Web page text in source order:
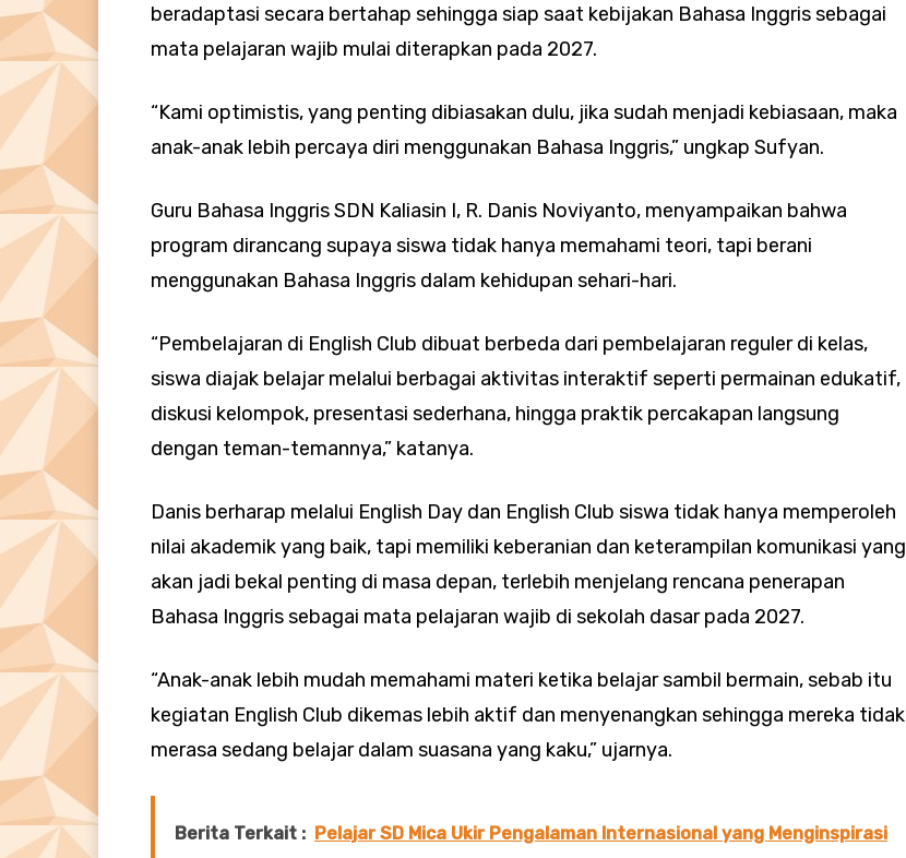
beradaptasi secara bertahap sehingga siap saat kebijakan Bahasa Inggris sebagai
mata pelajaran wajib mulai diterapkan pada 2027.
“Kami optimistis, yang penting dibiasakan dulu, jika sudah menjadi kebiasaan, maka
anak-anak lebih percaya diri menggunakan Bahasa Inggris,” ungkap Sufyan.
Guru Bahasa Inggris SDN Kaliasin I, R. Danis Noviyanto, menyampaikan bahwa
program dirancang supaya siswa tidak hanya memahami teori, tapi berani
menggunakan Bahasa Inggris dalam kehidupan sehari-hari.
“Pembelajaran di English Club dibuat berbeda dari pembelajaran reguler di kelas,
siswa diajak belajar melalui berbagai aktivitas interaktif seperti permainan edukatif,
diskusi kelompok, presentasi sederhana, hingga praktik percakapan langsung
dengan teman-temannya,” katanya.
Danis berharap melalui English Day dan English Club siswa tidak hanya memperoleh
nilai akademik yang baik, tapi memiliki keberanian dan keterampilan komunikasi yang
akan jadi bekal penting di masa depan, terlebih menjelang rencana penerapan
Bahasa Inggris sebagai mata pelajaran wajib di sekolah dasar pada 2027.
“Anak-anak lebih mudah memahami materi ketika belajar sambil bermain, sebab itu
kegiatan English Club dikemas lebih aktif dan menyenangkan sehingga mereka tidak
merasa sedang belajar dalam suasana yang kaku,” ujarnya.
Berita Terkait : Pelajar SD Mica Ukir Pengalaman Internasional yang Menginspirasi